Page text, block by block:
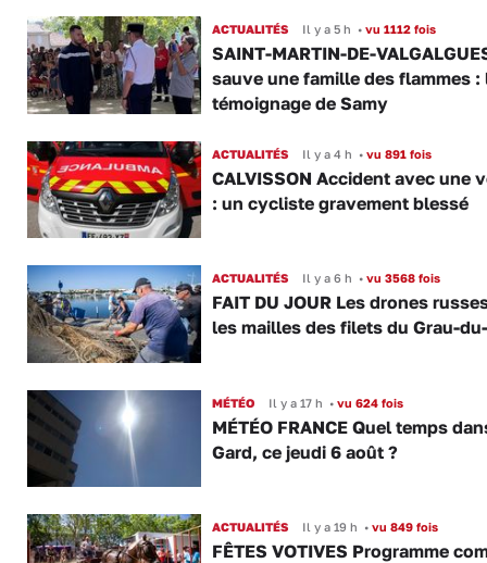
ACTUALITÉS Il y a 5 h •vu 1112 fois
SAINT-MARTIN-DE-
sauve une famille des flammes :
témoignage de Samy
ACTUALITÉS Il y a 4 h •vu 891 fois
CALVISSON Accident avec une
: un cycliste gravement blessé
ACTUALITÉS Il y a 6 h •vu 3568 fois
FAIT DU JOUR Les drones
les mailles des filets du Grau-
MÉTÉO Il y a 17 h •vu 624 fois
MÉTÉO FRANCE Quel temps
Gard, ce jeudi 6 août ?
ACTUALITÉS Il y a 19 h •vu 849 fois
FÊTES VOTIVES Programme